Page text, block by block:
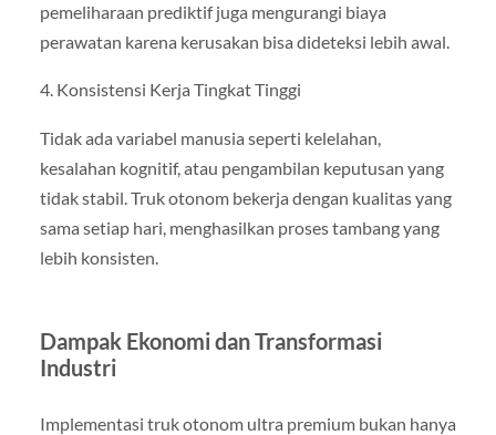
pemeliharaan prediktif juga mengurangi biaya
perawatan karena kerusakan bisa dideteksi lebih awal.
4. Konsistensi Kerja Tingkat Tinggi
Tidak ada variabel manusia seperti kelelahan,
kesalahan kognitif, atau pengambilan keputusan yang
tidak stabil. Truk otonom bekerja dengan kualitas yang
sama setiap hari, menghasilkan proses tambang yang
lebih konsisten.
Dampak Ekonomi dan Transformasi
Industri
Implementasi truk otonom ultra premium bukan hanya